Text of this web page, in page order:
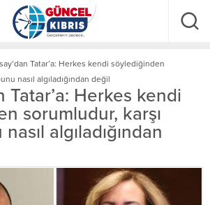
Tatar’a: Herkes kendi söylediğinden
nasıl algıladığından değil
Tatar’a: Herkes kendi
sorumludur, karşı
algıladığından